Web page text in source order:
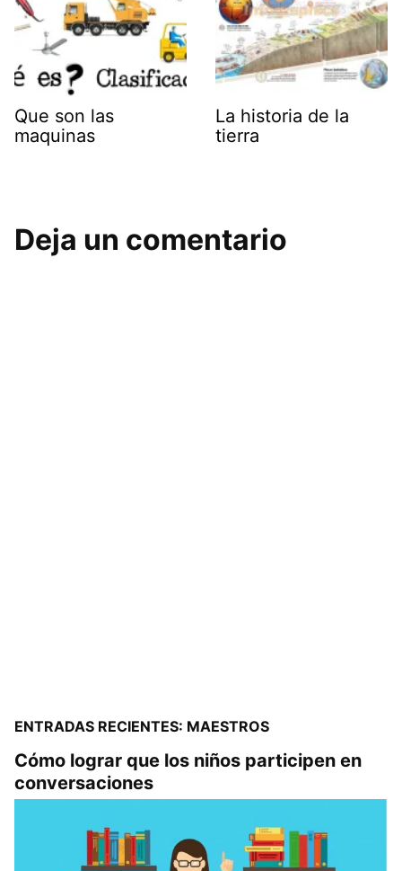
Que son las
maquinas
La historia de la
tierra
Deja un comentario
ENTRADAS RECIENTES: MAESTROS
Cómo lograr que los niños participen en
conversaciones